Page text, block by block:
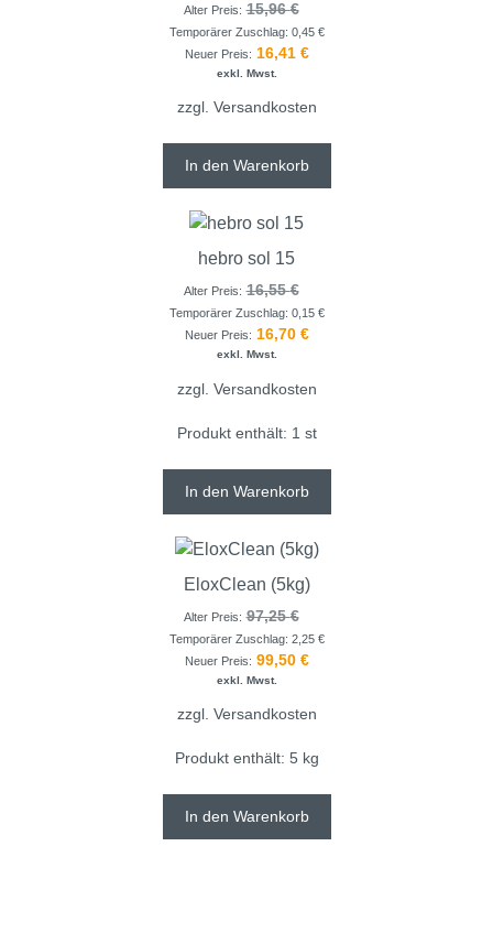
Alter Preis: 15,96€
Temporärer Zuschlag: 0,45 €
Neuer Preis: 16,41 €
exkl. Mwst.
zzgl. Versandkosten
In den Warenkorb
hebro sol 15
Alter Preis: 16,55€
Temporärer Zuschlag: 0,15 €
Neuer Preis: 16,70 €
exkl. Mwst.
zzgl. Versandkosten
Produkt enthält: 1 st
In den Warenkorb
EloxClean (5kg)
Alter Preis: 97,25€
Temporärer Zuschlag: 2,25 €
Neuer Preis: 99,50 €
exkl. Mwst.
zzgl. Versandkosten
Produkt enthält: 5 kg
In den Warenkorb